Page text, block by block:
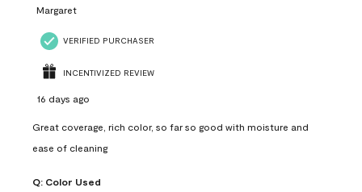
Margaret
VERIFIED PURCHASER
INCENTIVIZED REVIEW
16 days ago
Great coverage, rich color, so far so good with moisture and
ease of cleaning
Q: Color Used